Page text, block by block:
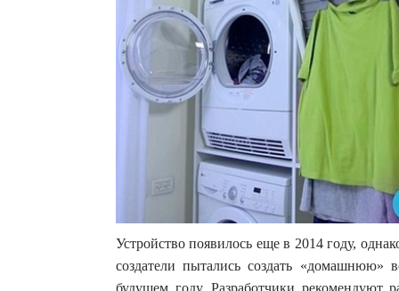
Устройство появилось еще в 2014 году,
создатели пытались создать